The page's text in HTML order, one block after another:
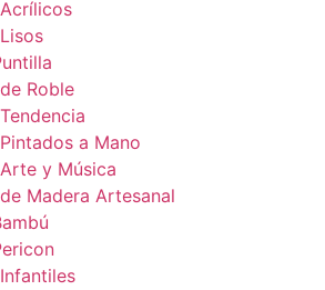
Roble
a Mano
y Música
Madera Artesanal